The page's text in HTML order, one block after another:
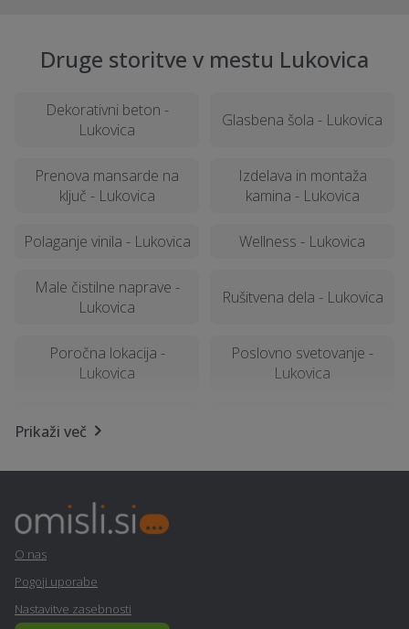
Druge storitve v mestu Lukovica
Dekorativni beton -
Lukovica
Glasbena šola - Lukovica
Prenova mansarde na
ključ - Lukovica
Izdelava in montaža
kamina - Lukovica
Polaganje vinila - Lukovica Wellness - Lukovica
Male čistilne naprave -
Lukovica
Rušitvena dela - Lukovica
Poročna lokacija -
Lukovica
Poslovno svetovanje -
Lukovica
Borilne veščine - Lukovica
Nosečnost - Lukovica
Prikaži več
O nas
Pogoji uporabe
Nastavitve zasebnosti